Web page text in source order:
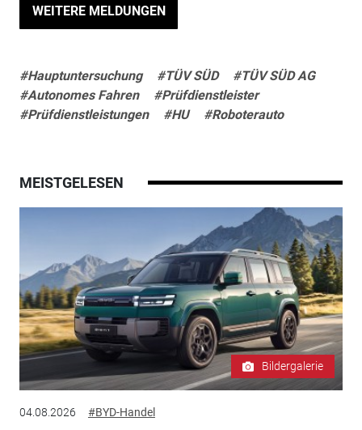
WEITERE MELDUNGEN
#Hauptuntersuchung #TÜV SÜD
#TÜV SÜD AG
#Autonomes Fahren
#Prüfdienstleister
#Prüfdienstleistungen
#HU #Roboterauto
MEISTGELESEN
Bildergalerie
04.08.2026 #BYD-Handel